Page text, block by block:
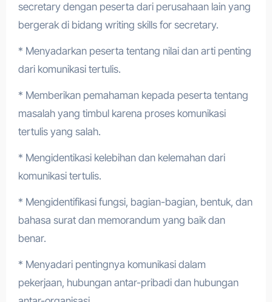
secretary dengan peserta dari perusahaan lain yang
bergerak di bidang writing skills for secretary.
* Menyadarkan peserta tentang nilai dan arti penting
dari komunikasi tertulis.
* Memberikan pemahaman kepada peserta tentang
masalah yang timbul karena proses komunikasi
tertulis yang salah.
* Mengidentikasi kelebihan dan kelemahan dari
komunikasi tertulis.
* Mengidentifikasi fungsi, bagian-bagian, bentuk, dan
bahasa surat dan memorandum yang baik dan
benar.
* Menyadari pentingnya komunikasi dalam
pekerjaan, hubungan antar-pribadi dan hubungan